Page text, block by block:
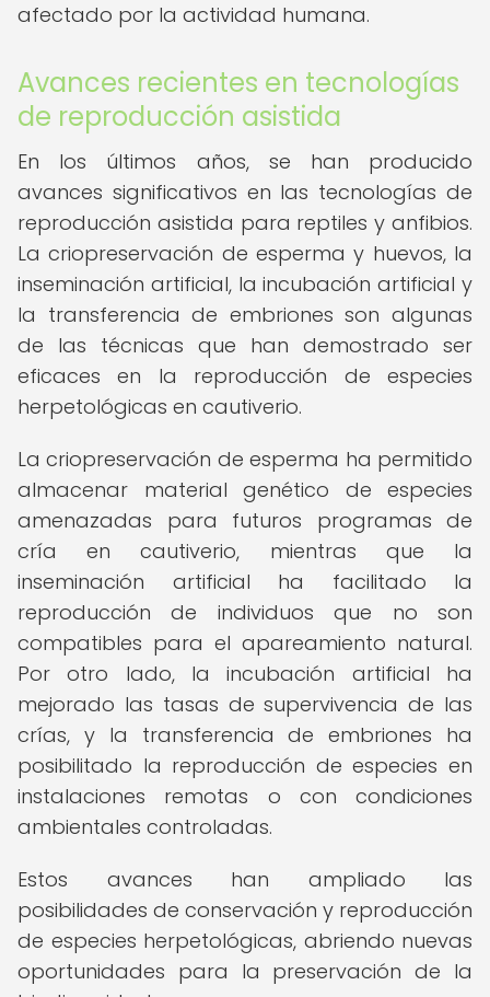
afectado por la actividad humana.
Avances recientes en tecnologías
de reproducción asistida
En los últimos años, se han producido
avances significativos en las tecnologías de
reproducción asistida para reptiles y anfibios.
La criopreservación de esperma y huevos, la
inseminación artificial, la incubación artificial y
la transferencia de embriones son algunas
de las técnicas que han demostrado ser
eficaces en la reproducción de especies
herpetológicas en cautiverio.
La criopreservación de esperma ha permitido
almacenar material genético de especies
amenazadas para futuros programas de
cría en cautiverio, mientras que la
inseminación artificial ha facilitado la
reproducción de individuos que no son
compatibles para el apareamiento natural.
Por otro lado, la incubación artificial ha
mejorado las tasas de supervivencia de las
crías, y la transferencia de embriones ha
posibilitado la reproducción de especies en
instalaciones remotas o con condiciones
ambientales controladas.
Estos avances han ampliado las
posibilidades de conservación y reproducción
de especies herpetológicas, abriendo nuevas
oportunidades para la preservación de la